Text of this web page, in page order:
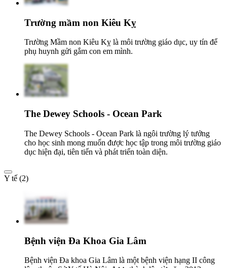
Trường mầm non Kiêu Kỵ
Trường Mầm non Kiêu Kỵ là môi trường giáo dục, uy tín để
phụ huynh gửi gắm con em mình.
The Dewey Schools - Ocean Park
The Dewey Schools - Ocean Park là ngôi trường lý tưởng
cho học sinh mong muốn được học tập trong môi trường giáo
dục hiện đại, tiên tiến và phát triển toàn diện.
Y tế (2)
Bệnh viện Đa Khoa Gia Lâm
Bệnh viện Đa khoa Gia Lâm là một bệnh viện hạng II công